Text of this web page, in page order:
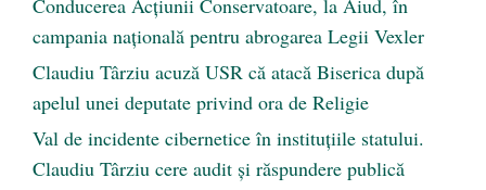
Conducerea Acțiunii Conservatoare, la Aiud, în
campania națională pentru abrogarea Legii Vexler
Claudiu Târziu acuză USR că atacă Biserica după
apelul unei deputate privind ora de Religie
Val de incidente cibernetice în instituțiile statului.
Claudiu Târziu cere audit și răspundere publică